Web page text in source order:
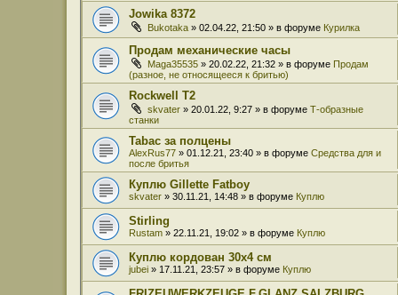
Jowika 8372
Bukotaka » 02.04.22, 21:50 » в форуме Курилка
Продам механические часы
Maga35535 » 20.02.22, 21:32 » в форуме Продам
(разное, не относящееся к бритью)
Rockwell T2
skvater » 20.01.22, 9:27 » в форуме Т-образные
станки
Tabac за полцены
AlexRus77 » 01.12.21, 23:40 » в форуме Средства для и
после бритья
Куплю Gillette Fatboy
skvater » 30.11.21, 14:48 » в форуме Куплю
Stirling
Rustam » 22.11.21, 19:02 » в форуме Куплю
Куплю кордован 30x4 см
jubei » 17.11.21, 23:57 » в форуме Куплю